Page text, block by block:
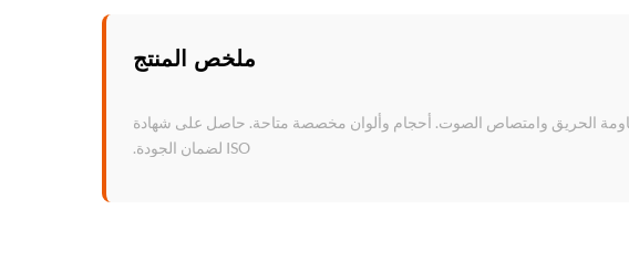
ملخص المنتج
ومقاومة الحريق وامتصاص الصوت. أحجام وألوان مخصصة متاحة. حاصل على شهادة
ISO لضمان الجودة.